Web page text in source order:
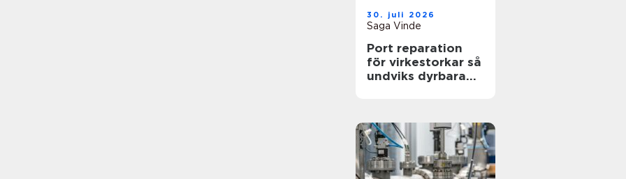
30. juli 2026
Saga Vinde
Port reparation
för virkestorkar så
undviks dyrbara